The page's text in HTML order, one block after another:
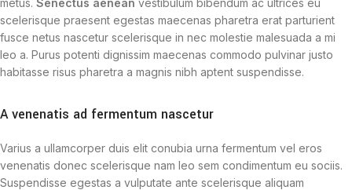
scelerisque praesent egestas maecenas pharetra erat parturient
fusce netus nascetur scelerisque in nec molestie malesuada a mi
leo a. Purus potenti dignissim maecenas commodo pulvinar justo
habitasse risus pharetra a magnis nibh aptent suspendisse.
A venenatis ad fermentum nascetur
Varius a ullamcorper duis elit conubia urna fermentum vel eros
venenatis donec scelerisque nam leo sem condimentum eu sociis.
Suspendisse egestas a vulputate ante scelerisque aliquam